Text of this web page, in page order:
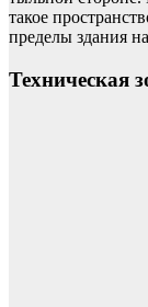
такое
пределы здания
Техническая